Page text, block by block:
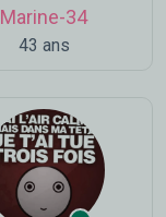
Marine-34
43 ans